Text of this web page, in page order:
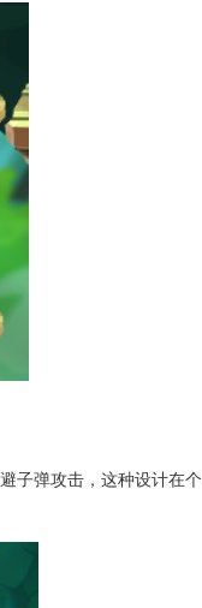
子弹攻击，这种设计在